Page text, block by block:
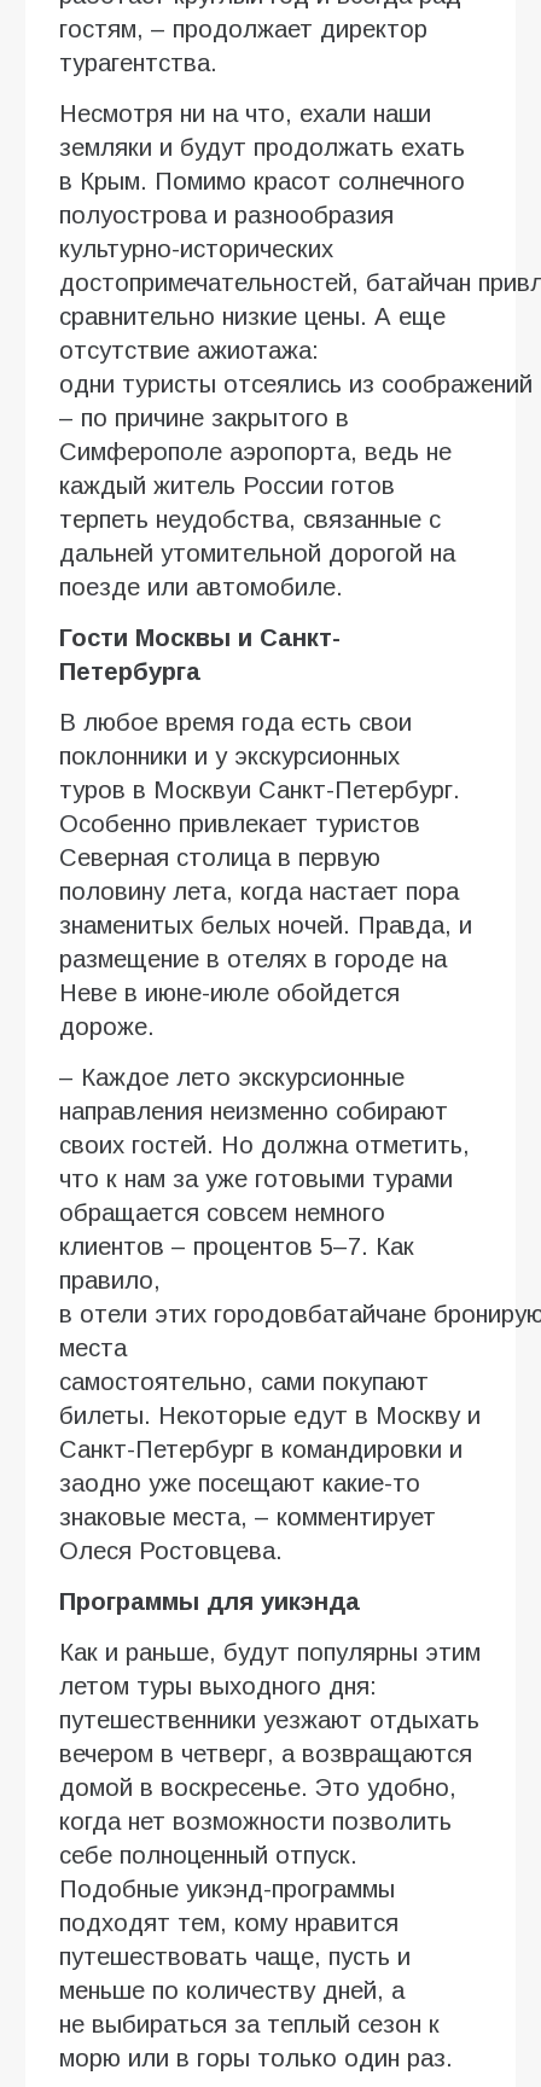
гостям, – продолжает директор
турагентства.
Несмотря ни на что, ехали наши
земляки и будут продолжать ехать
в Крым. Помимо красот солнечного
полуострова и разнообразия
культурно-исторических
достопримечательностей, батайчан
сравнительно низкие цены. А еще
отсутствие ажиотажа:
одни туристы отсеялись из соображений
– по причине закрытого в
Симферополе аэропорта, ведь не
каждый житель России готов
терпеть неудобства, связанные с
дальней утомительной дорогой на
поезде или автомобиле.
Гости Москвы и Санкт-
Петербурга
В любое время года есть свои
поклонники и у экскурсионных
туров в Москвуи Санкт-Петербург.
Особенно привлекает туристов
Северная столица в первую
половину лета, когда настает пора
знаменитых белых ночей. Правда, и
размещение в отелях в городе на
Неве в июне-июле обойдется
дороже.
– Каждое лето экскурсионные
направления неизменно собирают
своих гостей. Но должна отметить,
что к нам за уже готовыми турами
обращается совсем немного
клиентов – процентов 5–7. Как
правило,
в отели этих городовбатайчане
места
самостоятельно, сами покупают
билеты. Некоторые едут в Москву и
Санкт-Петербург в командировки и
заодно уже посещают какие-то
знаковые места, – комментирует
Олеся Ростовцева.
Программы для уикэнда
Как и раньше, будут популярны этим
летом туры выходного дня:
путешественники уезжают отдыхать
вечером в четверг, а возвращаются
домой в воскресенье. Это удобно,
когда нет возможности позволить
себе полноценный отпуск.
Подобные уикэнд-программы
подходят тем, кому нравится
путешествовать чаще, пусть и
меньше по количеству дней, а
не выбираться за теплый сезон к
морю или в горы только один раз.